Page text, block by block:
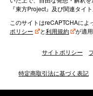
『東方Project』及び関連タイ
このサイトはreCAPTCHAに
ポリシー
と利用規約 が適
サイトポリシー
特定商取引法に基づく表記